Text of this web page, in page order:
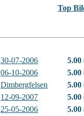
Top
30-07-2006 5.00
06-10-2006 5.00
Dimbergfelsen 5.00
12-09-2007 5.00
25-05-2006 5.00